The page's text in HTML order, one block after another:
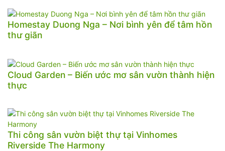
Homestay Duong Nga – Nơi bình yên để tâm hồn
thư giãn
Cloud Garden – Biến ước mơ sân vườn thành hiện
thực
Thi công sân vườn biệt thự tại Vinhomes
Riverside The Harmony